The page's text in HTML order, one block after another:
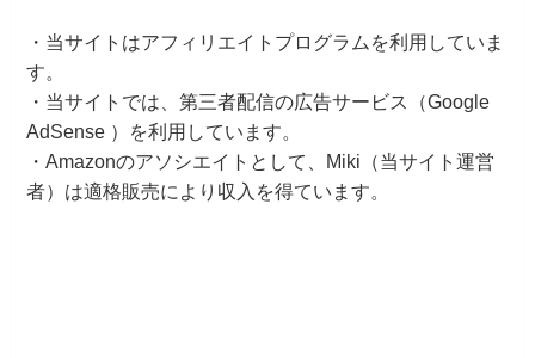
・当サイトはアフィリエイトプログラムを利用していま
す。
・当サイトでは、第三者配信の広告サービス（Google
AdSense ）を利用しています。
・Amazonのアソシエイトとして、Miki（当サイト運営
者）は適格販売により収入を得ています。